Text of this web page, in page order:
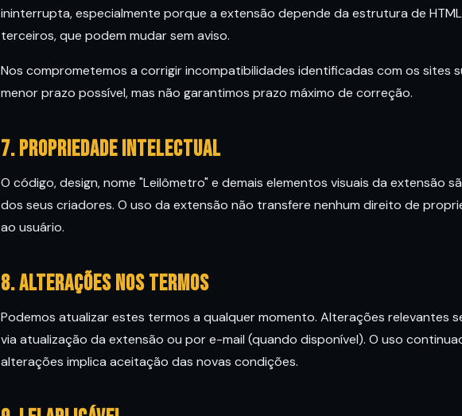
ininterrupta, especialmente porque a extensão depende da estrutura de
terceiros, que podem mudar sem aviso.
Nos comprometemos a corrigir incompatibilidades identificadas com os sites
menor prazo possível, mas não garantimos prazo máximo de correção.
7. Propriedade intelectual
O código, design, nome "Leilômetro" e demais elementos visuais da extensão
dos seus criadores. O uso da extensão não transfere nenhum direito de
ao usuário.
8. Alterações nos termos
Podemos atualizar estes termos a qualquer momento. Alterações relevantes
via atualização da extensão ou por e-mail (quando disponível). O uso
alterações implica aceitação das novas condições.